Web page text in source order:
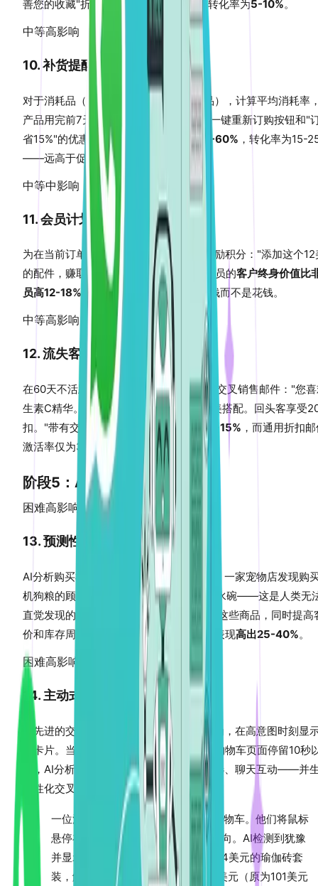
善您的收藏"折扣。感谢页面交叉销售的转化率为5-10%。
中等高影响
10. 补货提醒邮件
对于消耗品（护肤品、保健品、宠物食品），计算平均消耗率
产品用完前7天发送补货提醒邮件。包含一键重新订购按钮和"
省15%"的优惠。补货邮件的
打开率为40-60% ，转化率为15-
——远高于促销邮件。
中等中影响
11. 会员计划交叉销售
为在当前订单中添加交叉销售商品提供奖励积分："添加这个12
的配件，赚取120奖励积分。"会员计划成员的客户终身价值比
员高12-18% ，积分奖励感觉更像是在赚钱而不是花钱。
中等高影响
12. 流失客户赢回交叉销售
在60天不活跃后，向流失客户发送个性化交叉销售邮件："您
生素C精华。我们的新视黄醇晚霜与它完美搭配。回头客享受
扣。"带有交叉销售的赢回活动激活率为8-15% ，而通用折扣
激活率仅为3-5%。
阶段5：AI驱动自动化
困难高影响
13. 预测性AI产品捆绑
AI分析购买模式以识别非明显的产品关联。一家宠物店发现购
机狗粮的顾客也34%的情况下会购买陶瓷水碗——这是人类无
直觉发现的模式。AI以5%的捆绑折扣捆绑这些商品，同时提高
价和库存周转率。预测性捆绑比人工捆绑表现高出25-40%。
困难高影响
14. 主动式AI推荐卡片
最先进的交叉销售策略使用AI监控实时行为，在高意图时刻显
荐卡片。当消费者将产品加入购物车并在购物车页面停留10秒
时，AI分析其会话——浏览历史、价格筛选、聊天互动——并
个性化交叉销售卡片。
一位消费者将89美元的瑜伽垫加入购物车。他们将鼠标
悬停在配送区域，然后滚动向出口方向。AI检测到犹豫
并显示："完善您的练习：添加这个24美元的瑜伽砖套
装，解锁免运费。您的总额变为113美元（原为101美元